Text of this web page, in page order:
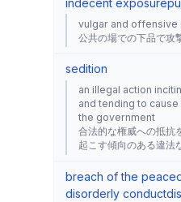
vulgar and offensive
公共の場での下品で攻
sedition
an illegal action
and tending to
the government
合法的な権威への抵抗
起こす傾向のある違法
breach of the peace
disorderly conduct